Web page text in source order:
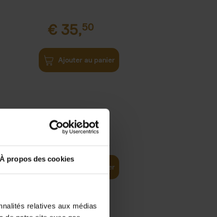
À propos des cookies
relatives aux médias
€ 35,50
Ajouter au panier
37,50
Ajouter au panier